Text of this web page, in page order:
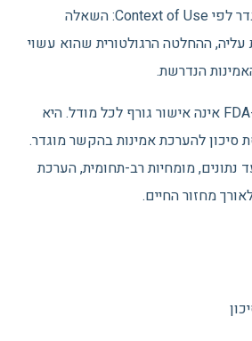
שיווק. כל שימוש מוגדר לפי Context of Use: השאלה
ההחלטה הרגולטורית שהוא עשוי
הנדרשת.
הנחיית הטיוטה של ה-FDA אינה אישור גורף לכל מודל. היא
סיכון להערכת אמינות בהקשר מוגדר.
נתונים, מומחיות רב-תחומית, הערכת
מחזור החיים.